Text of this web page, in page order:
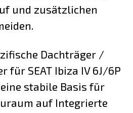
und zusätzlichen
Dachträger /
für SEAT Ibiza IV 6J/6P
stabile Basis für
auf Integrierte